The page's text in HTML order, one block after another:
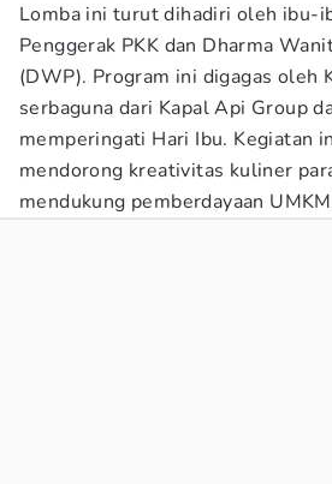
Lomba ini turut dihadiri oleh ibu-
Penggerak PKK dan Dharma
(DWP). Program ini digagas oleh
serbaguna dari Kapal Api Group
memperingati Hari Ibu. Kegiatan
mendorong kreativitas kuliner
mendukung pemberdayaan